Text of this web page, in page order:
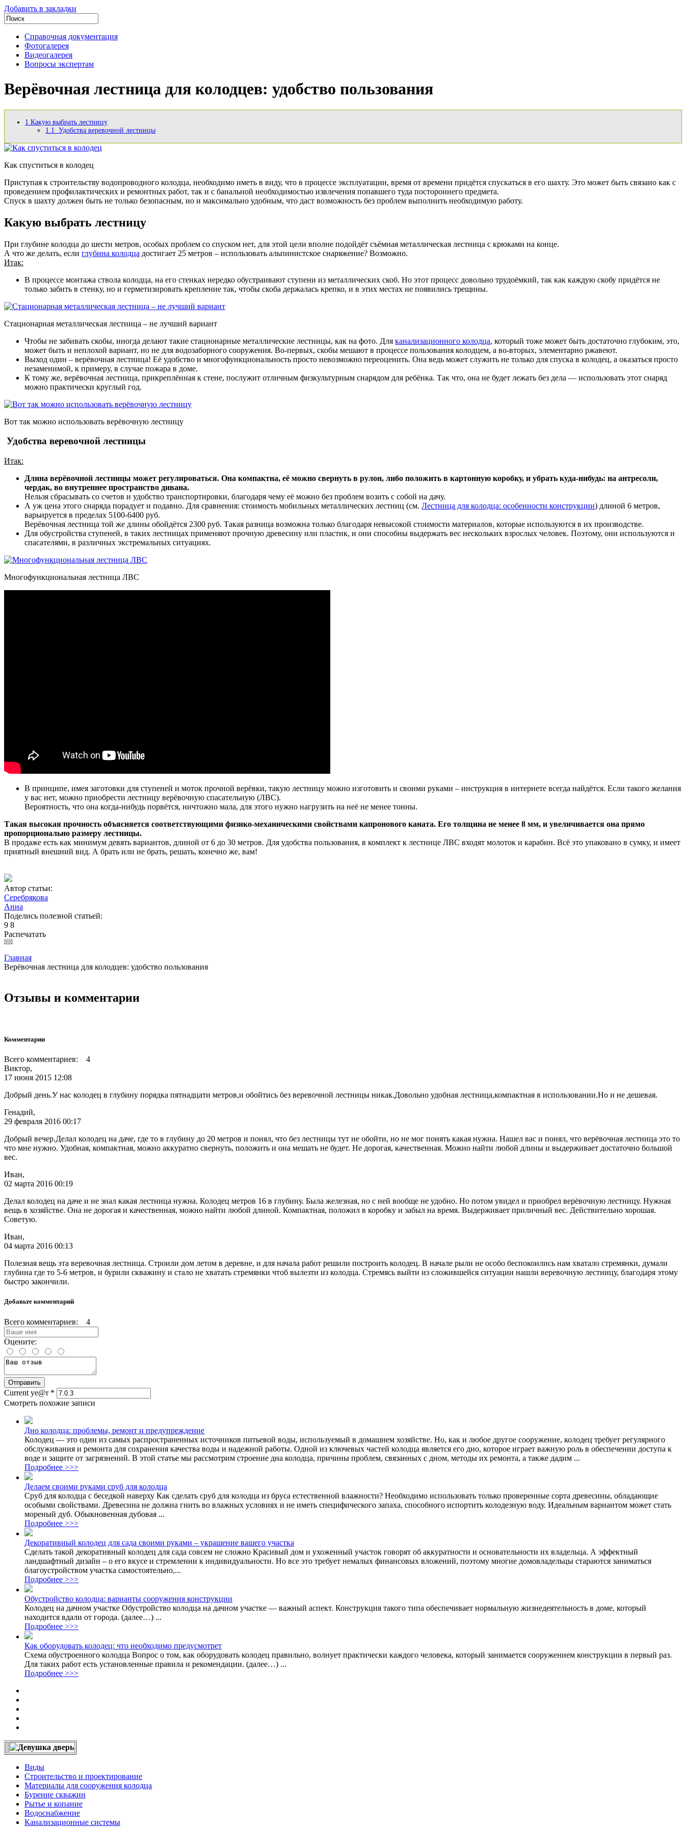
Добавить в закладки
Справочная документация
Фотогалерея
Видеогалерея
Вопросы экспертам
Верёвочная лестница для колодцев: удобство пользования
1 Какую выбрать лестницу
1.1
Удобства веревочной лестницы
Как спуститься в колодец
Приступая к строительству водопроводного колодца, необходимо иметь в виду, что в процессе эксплуатации, время от времени придётся спускаться в его шахту. Это может быть связано как с
проведением профилактических и ремонтных работ, так и с банальной необходимостью извлечения попавшего туда постороннего предмета.
Спуск в шахту должен быть не только безопасным, но и максимально удобным, что даст возможность без проблем выполнить необходимую работу.
Какую выбрать лестницу
При глубине колодца до шести метров, особых проблем со спуском нет, для этой цели вполне подойдёт съёмная металлическая лестница с крюками на конце.
А что же делать, если глубина колодца достигает 25 метров – использовать альпинистское снаряжение? Возможно.
Итак:
В процессе монтажа ствола колодца, на его стенках нередко обустраивают ступени из металлических скоб. Но этот процесс довольно трудоёмкий, так как каждую скобу придётся не
только забить в стенку, но и герметизировать крепление так, чтобы скоба держалась крепко, и в этих местах не появились трещины.
Стационарная металлическая лестница – не лучший вариант
Чтобы не забивать скобы, иногда делают такие стационарные металлические лестницы, как на фото. Для канализационного колодца, который тоже может быть достаточно глубоким, это,
может быть и неплохой вариант, но не для водозаборного сооружения. Во-первых, скобы мешают в процессе пользования колодцем, а во-вторых, элементарно ржавеют.
Выход один – верёвочная лестница! Её удобство и многофункциональность просто невозможно переоценить. Она ведь может служить не только для спуска в колодец, а оказаться просто
незаменимой, к примеру, в случае пожара в доме.
К тому же, верёвочная лестница, прикреплённая к стене, послужит отличным физкультурным снарядом для ребёнка. Так что, она не будет лежать без дела — использовать этот снаряд
можно практически круглый год.
Вот так можно использовать верёвочную лестницу
Удобства веревочной лестницы
Итак:
Длина верёвочной лестницы может регулироваться. Она компактна, её можно свернуть в рулон, либо положить в картонную коробку, и убрать куда-нибудь: на антресоли,
чердак, во внутреннее пространство дивана.
Нельзя сбрасывать со счетов и удобство транспортировки, благодаря чему её можно без проблем возить с собой на дачу.
А уж цена этого снаряда порадует и подавно. Для сравнения: стоимость мобильных металлических лестниц (см. Лестница для колодца: особенности конструкции) длиной 6 метров,
варьируется в пределах 5100-6400 руб.
Верёвочная лестница той же длины обойдётся 2300 руб. Такая разница возможна только благодаря невысокой стоимости материалов, которые используются в их производстве.
Для обустройства ступеней, в таких лестницах применяют прочную древесину или пластик, и они способны выдержать вес нескольких взрослых человек. Поэтому, они используются и
спасателями, в различных экстремальных ситуациях.
Многофункциональная лестница ЛВС
В принципе, имея заготовки для ступеней и моток прочной верёвки, такую лестницу можно изготовить и своими руками – инструкция в интернете всегда найдётся. Если такого желания
у вас нет, можно приобрести лестницу верёвочную спасательную (ЛВС).
Вероятность, что она когда-нибудь порвётся, ничтожно мала, для этого нужно нагрузить на неё не менее тонны.
Такая высокая прочность объясняется соответствующими физико-механическими свойствами капронового каната. Его толщина не менее 8 мм, и увеличивается она прямо
пропорционально размеру лестницы.
В продаже есть как минимум девять вариантов, длиной от 6 до 30 метров. Для удобства пользования, в комплект к лестнице ЛВС входят молоток и карабин. Всё это упаковано в сумку, и имеет
приятный внешний вид. А брать или не брать, решать, конечно же, вам!
Автор статьи:
Серебрякова
Анна
Поделись полезной статьей:
9 8
Распечатать
Главная
Верёвочная лестница для колодцев: удобство пользования
Отзывы и комментарии
Комментарии
Всего комментариев: 4
Виктор,
17 июня 2015 12:08
Добрый день.У нас колодец в глубину порядка пятнадцати метров,и обойтись без веревочной лестницы никак.Довольно удобная лестница,компактная в использовании.Но и не дешевая.
Генадий,
29 февраля 2016 00:17
Добрый вечер.Делал колодец на даче, где то в глубину до 20 метров и понял, что без лестницы тут не обойти, но не мог понять какая нужна. Нашел вас и понял, что верёвочная лестница это то
что мне нужно. Удобная, компактная, можно аккуратно свернуть, положить и она мешать не будет. Не дорогая, качественная. Можно найти любой длины и выдерживает достаточно большой
вес.
Иван,
02 марта 2016 00:19
Делал колодец на даче и не знал какая лестница нужна. Колодец метров 16 в глубину. Была железная, но с ней вообще не удобно. Но потом увидел и приобрел верёвочную лестницу. Нужная
вещь в хозяйстве. Она не дорогая и качественная, можно найти любой длиной. Компактная, положил в коробку и забыл на время. Выдерживает приличный вес. Действительно хорошая.
Советую.
Иван,
04 марта 2016 00:13
Полезная вещь эта веревочная лестница. Строили дом летом в деревне, и для начала работ решили построить колодец. В начале рыли не особо беспокоились нам хватало стремянки, думали
глубина где то 5-6 метров, и бурили скважину и стало не хватать стремянки чтоб вылезти из колодца. Стремясь выйти из сложившейся ситуации нашли веревочную лестницу, благодаря этому
быстро закончили.
Добавьте комментарий
Всего комментариев: 4
Оцените:
Current ye@r *
Смотреть похожие записи
Дно колодца: проблемы, ремонт и предупреждение
Колодец — это один из самых распространенных источников питьевой воды, используемый в домашнем хозяйстве. Но, как и любое другое сооружение, колодец требует регулярного
обслуживания и ремонта для сохранения качества воды и надежной работы. Одной из ключевых частей колодца является его дно, которое играет важную роль в обеспечении доступа к
воде и защите от загрязнений. В этой статье мы рассмотрим строение дна колодца, причины проблем, связанных с дном, методы их ремонта, а также дадим ...
Подробнее >>>
Делаем своими руками сруб для колодца
Сруб для колодца с беседкой наверху Как сделать сруб для колодца из бруса естественной влажности? Необходимо использовать только проверенные сорта древесины, обладающие
особыми свойствами. Древесина не должна гнить во влажных условиях и не иметь специфического запаха, способного испортить колодезную воду. Идеальным вариантом может стать
мореный дуб. Обыкновенная дубовая ...
Подробнее >>>
Декоративный колодец для сада своими руками – украшение вашего участка
Сделать такой декоративный колодец для сада совсем не сложно Красивый дом и ухоженный участок говорят об аккуратности и основательности их владельца. А эффектный
ландшафтный дизайн – о его вкусе и стремлении к индивидуальности. Но все это требует немалых финансовых вложений, поэтому многие домовладельцы стараются заниматься
благоустройством участка самостоятельно,...
Подробнее >>>
Обустройство колодца: варианты сооружения конструкции
Колодец на дачном участке Обустройство колодца на дачном участке — важный аспект. Конструкция такого типа обеспечивает нормальную жизнедеятельность в доме, который
находится вдали от города. (далее…) ...
Подробнее >>>
Как оборудовать колодец: что необходимо предусмотрет
Схема обустроенного колодца Вопрос о том, как оборудовать колодец правильно, волнует практически каждого человека, который занимается сооружением конструкции в первый раз.
Для таких работ есть установленные правила и рекомендации. (далее…) ...
Подробнее >>>
Виды
Строительство и проектирование
Материалы для сооружения колодца
Бурение скважин
Рытье и копание
Водоснабжение
Канализационные системы